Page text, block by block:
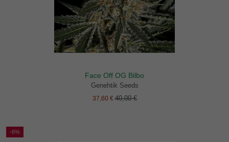
Face Off OG Bilbo
Genehtik Seeds
37,60 €40,00 €
-6%